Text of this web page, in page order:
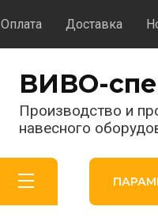
Оплата Доставка
ВИВО-
Производство и
навесного